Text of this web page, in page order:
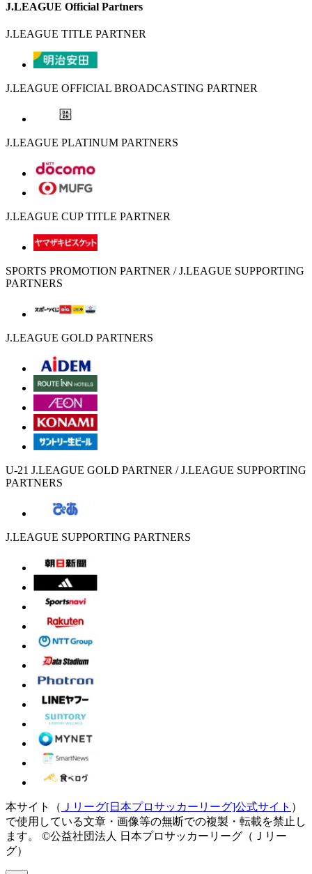
J.LEAGUE Official Partners
J.LEAGUE TITLE PARTNER
J.LEAGUE OFFICIAL BROADCASTING PARTNER
J.LEAGUE PLATINUM PARTNERS
J.LEAGUE CUP TITLE PARTNER
SPORTS PROMOTION PARTNER / J.LEAGUE SUPPORTING
PARTNERS
J.LEAGUE GOLD PARTNERS
U-21 J.LEAGUE GOLD PARTNER / J.LEAGUE SUPPORTING
PARTNERS
J.LEAGUE SUPPORTING PARTNERS
本サイト（ Ｊリーグ[日本プロサッカーリーグ]公式サイト ）
で使用している文章・画像等の無断での複製・転載を禁止し
ます。
©公益社団法人 日本プロサッカーリーグ（Ｊリー
グ）